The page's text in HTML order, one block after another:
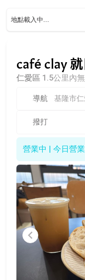
café clay
仁愛區 1.5公里內
導航 基隆市
撥打
營業中 | 今日營